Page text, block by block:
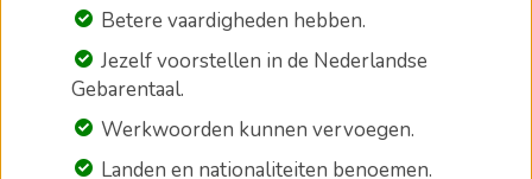
Betere vaardigheden hebben.
Jezelf voorstellen in de Nederlandse
Gebarentaal.
Werkwoorden kunnen vervoegen.
Landen en nationaliteiten benoemen.